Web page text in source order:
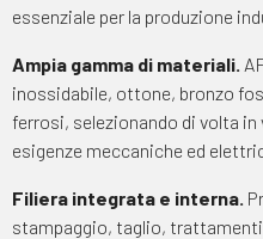
essenziale per la produzione
Ampia gamma di materiali.
inossidabile, ottone, bronzo
ferrosi, selezionando di volta in
esigenze meccaniche ed
Filiera integrata e interna.
stampaggio, taglio,